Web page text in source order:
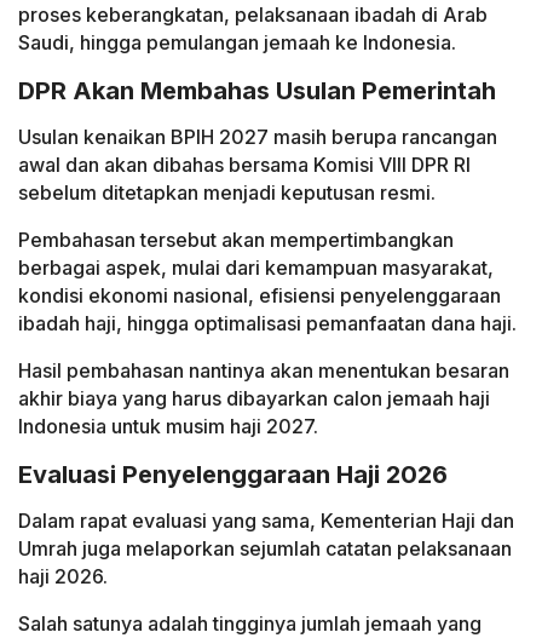
proses keberangkatan, pelaksanaan ibadah di Arab
Saudi, hingga pemulangan jemaah ke Indonesia.
DPR Akan Membahas Usulan Pemerintah
Usulan kenaikan BPIH 2027 masih berupa rancangan
awal dan akan dibahas bersama Komisi VIII DPR RI
sebelum ditetapkan menjadi keputusan resmi.
Pembahasan tersebut akan mempertimbangkan
berbagai aspek, mulai dari kemampuan masyarakat,
kondisi ekonomi nasional, efisiensi penyelenggaraan
ibadah haji, hingga optimalisasi pemanfaatan dana haji.
Hasil pembahasan nantinya akan menentukan besaran
akhir biaya yang harus dibayarkan calon jemaah haji
Indonesia untuk musim haji 2027.
Evaluasi Penyelenggaraan Haji 2026
Dalam rapat evaluasi yang sama, Kementerian Haji dan
Umrah juga melaporkan sejumlah catatan pelaksanaan
haji 2026.
Salah satunya adalah tingginya jumlah jemaah yang